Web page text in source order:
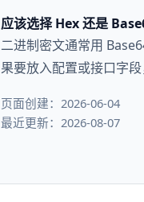
应该选择 Hex 还是
二进制密文通常用
果要放入配置或接口字段
页面创建：2026-06-04
最近更新：2026-08-07